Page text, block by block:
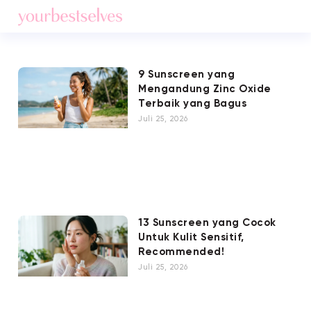
9 Sunscreen yang
Mengandung Zinc Oxide
Terbaik yang Bagus
Juli 25, 2026
13 Sunscreen yang Cocok
Untuk Kulit Sensitif,
Recommended!
Juli 25, 2026